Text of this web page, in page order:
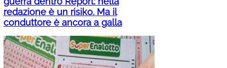
redazione è un risiko. Ma il
conduttore è ancora a galla